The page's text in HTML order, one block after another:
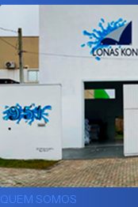
QUEM SOMOS